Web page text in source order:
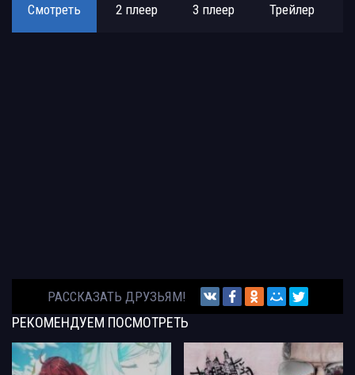
Смотреть 2 плеер 3 плеер Трейлер
РАССКАЗАТЬ ДРУЗЬЯМ!
РЕКОМЕНДУЕМ ПОСМОТРЕТЬ